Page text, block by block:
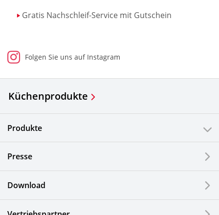
Gratis Nachschleif-Service mit Gutschein
Folgen Sie uns auf Instagram
Küchenprodukte
Produkte
Presse
Download